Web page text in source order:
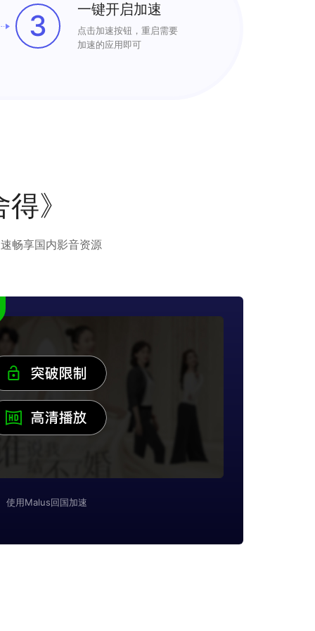
3 一键开启加速
点击加速按钮，重启需要
加速的应用即可
》
畅享国内影音资源
使用Malus回国加速